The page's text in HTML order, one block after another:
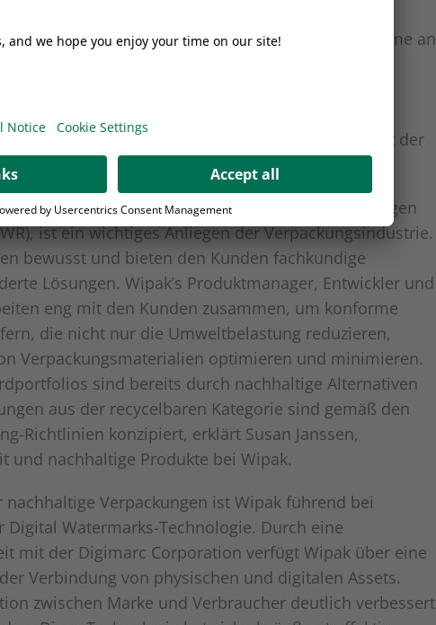
der flexiblen Verpackungsindustrie ist die Teilnahme an
in Deutschland für Wipak ein klares
Nachhaltigkeit, Technologie und
auf dieser Veranstaltung unterstreicht das
voranzutreiben und die Zukunft der
insbesondere der Verordnung über Verpackungen
ist ein wichtiges Anliegen der Verpackungsindustrie.
bewusst und bieten den Kunden fachkundige
Lösungen. Wipak’s Produktmanager, Entwickler und
eng mit den Kunden zusammen, um konforme
die nicht nur die Umweltbelastung reduzieren,
Verpackungsmaterialien optimieren und minimieren.
sind bereits durch nachhaltige Alternativen
aus der recycelbaren Kategorie sind gemäß den
Richtlinien konzipiert, erklärt Susan Janssen,
und nachhaltige Produkte bei Wipak.
Verpackungen ist Wipak führend bei
Watermarks-Technologie. Durch eine
mit der Digimarc Corporation verfügt Wipak über eine
Verbindung von physischen und digitalen Assets.
zwischen Marke und Verbraucher deutlich verbessert